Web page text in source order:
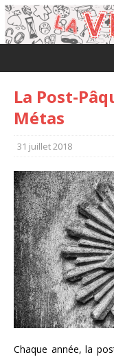
La Post-
Métas
31 juillet 2018
Chaque année, la